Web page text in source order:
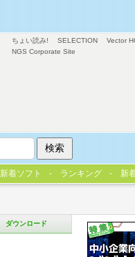
ダウンロード
ちょい読み! SELECTION
Vector
NGS Corporate Site
新着ソフト ランキング 新